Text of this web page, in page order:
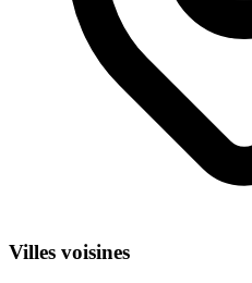
Villes voisines